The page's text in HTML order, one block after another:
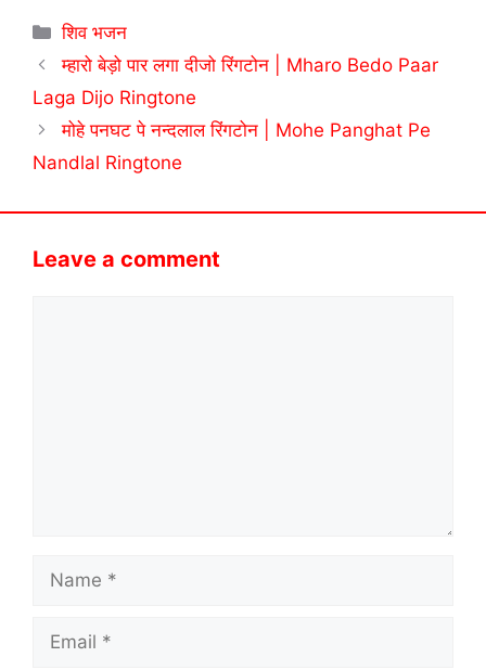
Categories
शिव भजन
म्हारो बेड़ो पार लगा दीजो रिंगटोन | Mharo Bedo Paar
Laga Dijo Ringtone
मोहे पनघट पे नन्दलाल रिंगटोन | Mohe Panghat Pe
Nandlal Ringtone
Leave a comment
Name
Email